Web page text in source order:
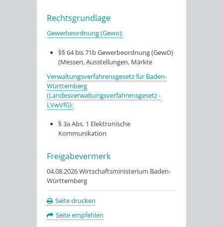
Rechtsgrundlage
Gewerbeordnung (Gewo):
§§ 64 bis 71b Gewerbeordnung (GewO)
(Messen, Ausstellungen, Märkte
Verwaltungsverfahrensgesetz für Baden-
Württemberg
(Landesverwaltungsverfahrensgesetz -
LVwVfG):
§ 3a Abs. 1 Elektronische
Kommunikation
Freigabevermerk
04.08.2026Wirtschaftsministerium Baden-
Württemberg
Seite drucken
Seite empfehlen